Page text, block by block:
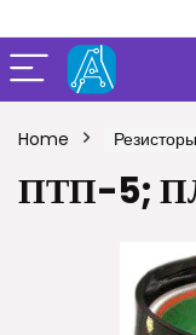
Home Резисторы
ПТП-5;